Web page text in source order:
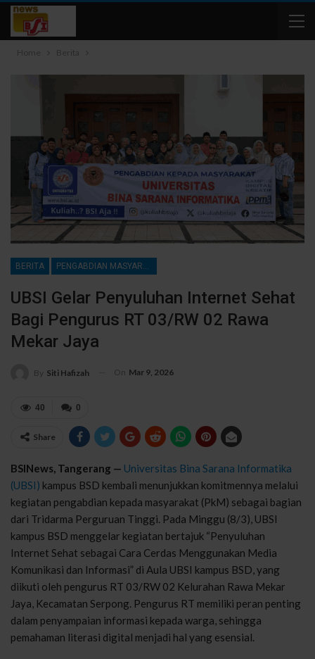
Home Berita
BERITA
UBSI Gelar Penyuluhan Internet Sehat
Bagi Pengurus RT 03/RW 02 Rawa
Mekar Jaya
By Siti Hafizah On Mar 9, 2026
0
40
Share
BSINews, Tangerang — Universitas Bina Sarana Informatika
(UBSI) kampus BSD kembali menunjukkan komitmennya melalui
kegiatan pengabdian kepada masyarakat (PkM) sebagai bagian
dari Tridarma Perguruan Tinggi. Pada Minggu (8/3), UBSI
kampus BSD menggelar kegiatan bertajuk “Penyuluhan
Internet Sehat sebagai Cara Cerdas Menggunakan Media
Komunikasi dan Informasi” di Aula UBSI kampus BSD, yang
diikuti oleh pengurus RT 03/RW 02 Kelurahan Rawa Mekar
Jaya, Kecamatan Serpong. Pengurus RT memiliki peran penting
dalam penyampaian informasi kepada warga, sehingga
pemahaman literasi digital menjadi hal yang esensial.